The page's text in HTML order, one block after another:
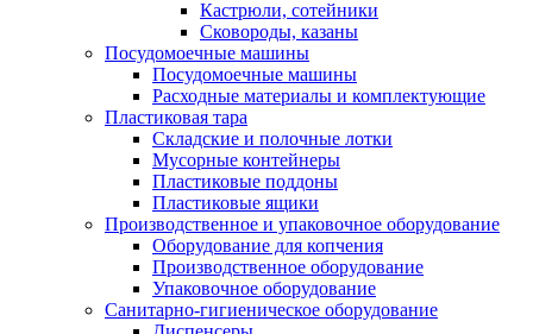
Кастрюли, сотейники
Сковороды, казаны
Посудомоечные машины
Посудомоечные машины
Расходные материалы и комплектующие
Пластиковая тара
Складские и полочные лотки
Мусорные контейнеры
Пластиковые поддоны
Пластиковые ящики
Производственное и упаковочное оборудование
Оборудование для копчения
Производственное оборудование
Упаковочное оборудование
Санитарно-гигиеническое оборудование